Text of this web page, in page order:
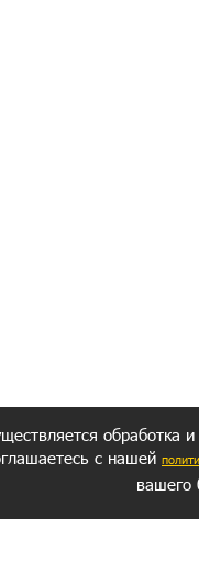
обработка
с нашей
вашего